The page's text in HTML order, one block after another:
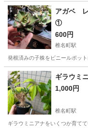
神奈川 藤沢市 その他
アガベ レ
①
600円
椎名町駅
発根済みの子株をビニールポッ
東京 豊島区 椎名町駅
ギラウミ
1,000円
椎名町駅
ギラウミニアナをいくつか育て